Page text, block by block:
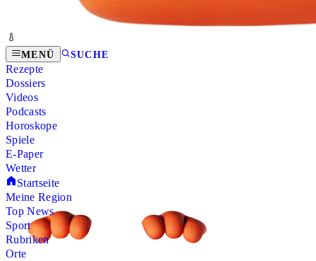
MENÜ SUCHE
Rezepte
Dossiers
Videos
Podcasts
Horoskope
Spiele
E-Paper
Wetter
Startseite
Meine Region
Top News
Sport
Rubriken
Orte